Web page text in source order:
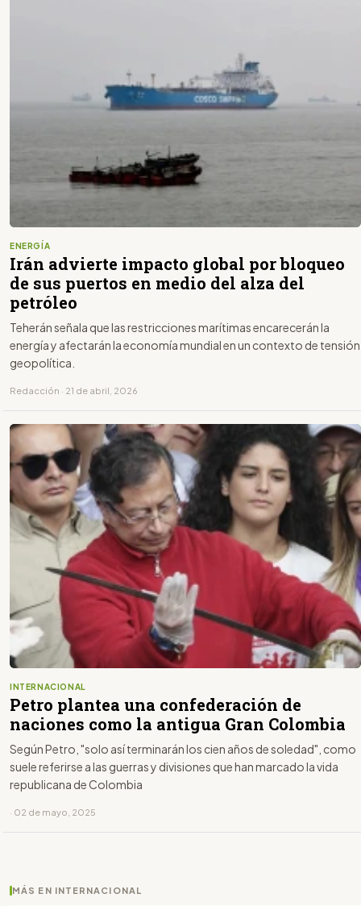
ENERGÍA
Irán advierte impacto global por bloqueo
de sus puertos en medio del alza del
petróleo
Teherán señala que las restricciones marítimas encarecerán la
energía y afectarán la economía mundial en un contexto de tensión
geopolítica.
Redacción · 21 de abril, 2026
INTERNACIONAL
Petro plantea una confederación de
naciones como la antigua Gran Colombia
Según Petro, "solo así terminarán los cien años de soledad", como
suele referirse a las guerras y divisiones que han marcado la vida
republicana de Colombia
· 02 de mayo, 2025
MÁS EN INTERNACIONAL